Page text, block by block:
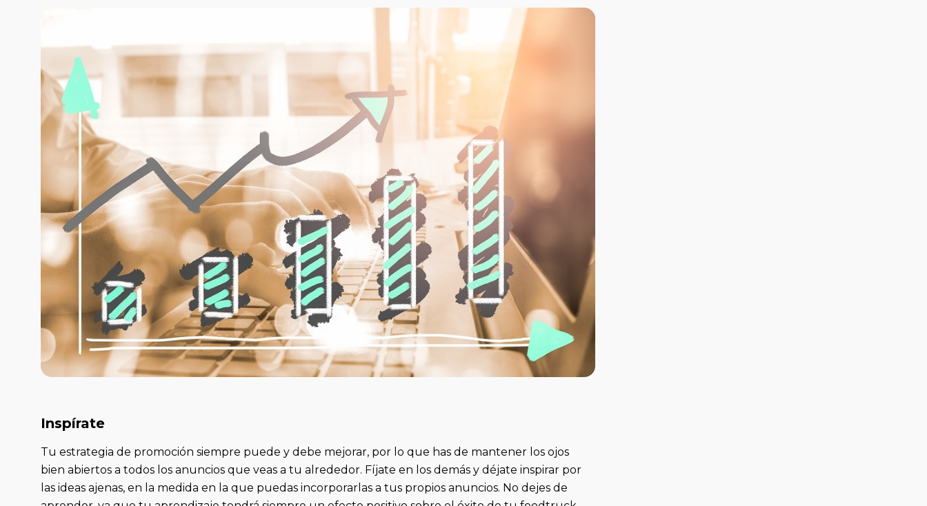
Inspírate
Tu estrategia de promoción siempre puede y debe mejorar, por lo que has de mantener los ojos
bien abiertos a todos los anuncios que veas a tu alrededor. Fíjate en los demás y déjate inspirar por
las ideas ajenas, en la medida en la que puedas incorporarlas a tus propios anuncios. No dejes de